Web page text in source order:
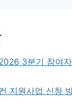
3분기 참여
지원사업 신청